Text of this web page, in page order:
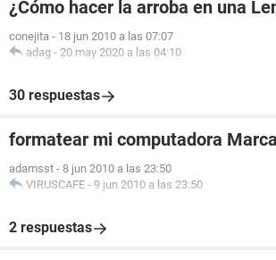
¿Cómo hacer la arroba en una
conejita - 18 jun 2010 a las 07:07
adag - 20 may 2020 a las 04:10
30 respuestas
formatear mi computadora
adamsst - 8 jun 2010 a las 23:50
VIRUSCAFE - 9 jun 2010 a las 23:50
2 respuestas